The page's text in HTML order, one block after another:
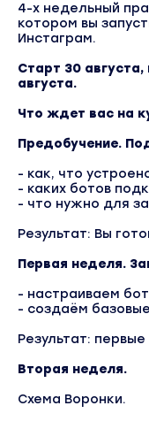
4-х недельный
котором вы
Инстаграм.
Старт 30 августа,
августа.
Что ждет вас на
Предобучение.
- как, что
- каких ботов
- что нужно для
Результат: Вы
Первая неделя.
- настраиваем
- создаём
Результат:
Вторая неделя.
Схема Воронки.